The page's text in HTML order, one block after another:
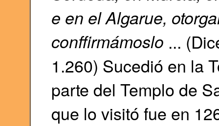
e en el Algarue,
conffirmámoslo ...
1.260) Sucedió en la
parte del Templo de
que lo visitó fue en